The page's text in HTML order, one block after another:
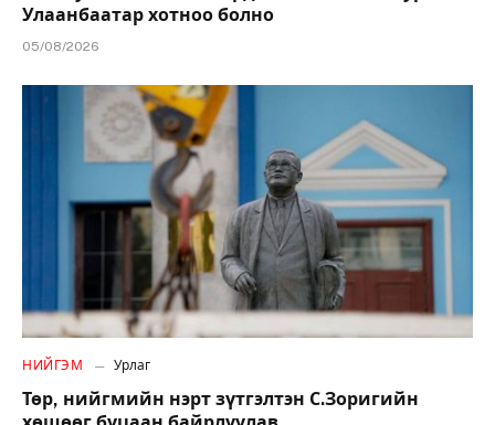
Улаанбаатар хотноо болно
05/08/2026
НИЙГЭМ Урлаг
Төр, нийгмийн нэрт зүтгэлтэн С.Зоригийн